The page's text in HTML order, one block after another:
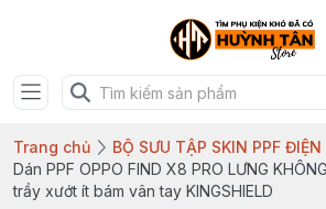
Trang chủ BỘ SƯU TẬP SKIN PPF
Dán PPF OPPO FIND X8 PRO LƯNG
trầy xướt ít bám vân tay KINGSHIELD